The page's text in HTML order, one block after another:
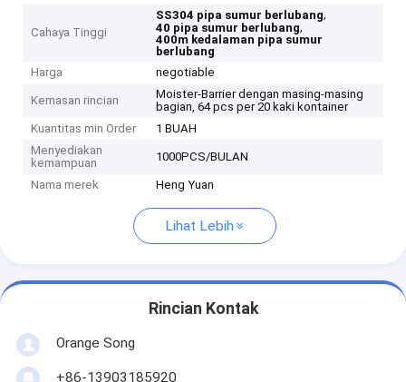
Cahaya Tinggi
SS304 pipa sumur berlubang,
40 pipa sumur berlubang,
400m kedalaman pipa sumur
berlubang
Harga
negotiable
Kemasan rincian
Moister-Barrier dengan masing-masing
bagian, 64 pcs per 20 kaki kontainer
Kuantitas min Order
1 BUAH
Menyediakan
kemampuan
1000PCS/BULAN
Nama merek Heng Yuan
Lihat Lebih
Rincian Kontak
Orange Song
+86-13903185920